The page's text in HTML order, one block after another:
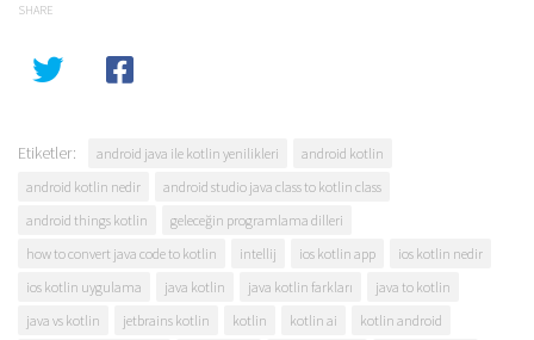
SHARE
Etiketler: android java ile kotlin yenilikleri
android kotlin
android kotlin nedir
android studio java class to kotlin class
android things kotlin
geleceğin programlama dilleri
how to convert java code to kotlin
intellij ios kotlin app
ios kotlin nedir
ios kotlin uygulama
java kotlin java kotlin farkları
java to kotlin
java vs kotlin
jetbrains kotlin kotlin kotlin ai
kotlin android